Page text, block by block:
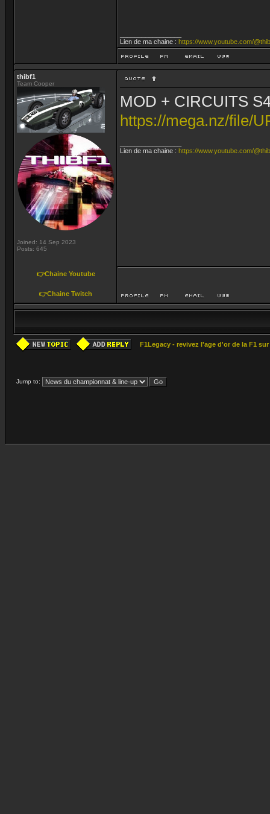
Lien de ma chaine : https://www.youtube.com/
thibf1
Team Cooper
Joined: 14 Sep 2023
Posts: 645
👉Chaine Youtube
👉Chaine Twitch
MOD + CIRCUITS
https://mega.nz/file/
Lien de ma chaine : https://www.youtube.com/
F1Legacy - revivez l'age d'or de la F1
Jump to: